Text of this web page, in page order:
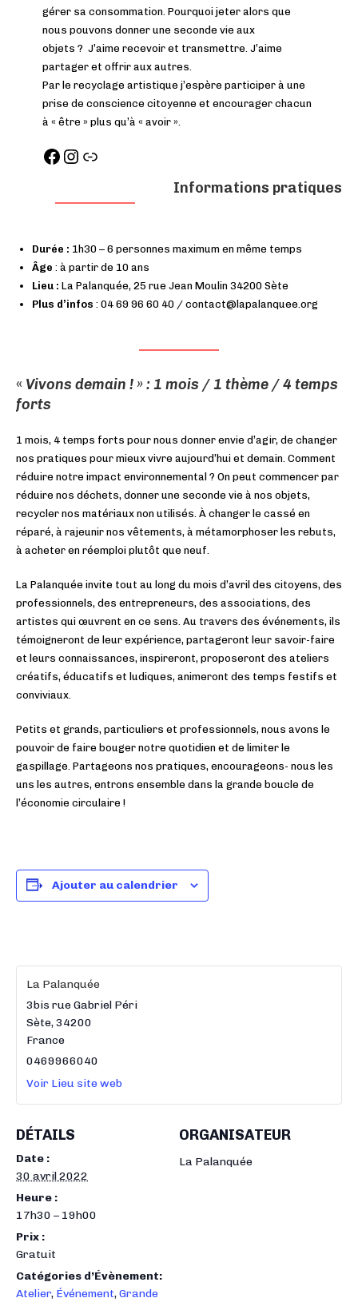
gérer sa consommation. Pourquoi jeter alors que
nous pouvons donner une seconde vie aux
objets ? J’aime recevoir et transmettre. J’aime
partager et offrir aux autres.
Par le recyclage artistique j’espère participer à une
prise de conscience citoyenne et encourager chacun
à « être » plus qu’à « avoir ».
Informations pratiques
Durée : 1h30 – 6 personnes maximum en même temps
Âge : à partir de 10 ans
Lieu : La Palanquée, 25 rue Jean Moulin 34200 Sète
Plus d’infos : 04 69 96 60 40 / contact@lapalanquee.org
« Vivons demain ! » : 1 mois / 1 thème / 4 temps
forts
1 mois, 4 temps forts pour nous donner envie d’agir, de changer
nos pratiques pour mieux vivre aujourd’hui et demain. Comment
réduire notre impact environnemental ? On peut commencer par
réduire nos déchets, donner une seconde vie à nos objets,
recycler nos matériaux non utilisés. À changer le cassé en
réparé, à rajeunir nos vêtements, à métamorphoser les rebuts,
à acheter en réemploi plutôt que neuf.
La Palanquée invite tout au long du mois d’avril des citoyens, des
professionnels, des entrepreneurs, des associations, des
artistes qui œuvrent en ce sens. Au travers des événements, ils
témoigneront de leur expérience, partageront leur savoir-faire
et leurs connaissances, inspireront, proposeront des ateliers
créatifs, éducatifs et ludiques, animeront des temps festifs et
conviviaux.
Petits et grands, particuliers et professionnels, nous avons le
pouvoir de faire bouger notre quotidien et de limiter le
gaspillage. Partageons nos pratiques, encourageons­- nous les
uns les autres, entrons ensemble dans la grande boucle de
l’économie circulaire !
Ajouter au calendrier
DÉTAILS
Date :
30 avril 2022
Heure :
17h30 – 19h00
Prix :
Gratuit
Catégories d’Évènement:
Atelier, Événement,Grande
ORGANISATEUR
La Palanquée
La Palanquée
3bis rue Gabriel Péri
Sète,34200
France
0469966040
Voir Lieu site web